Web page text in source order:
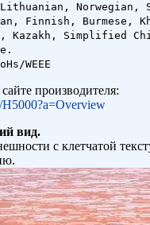
Norwegian,
Finnish, Burmese,
Kazakh, Simplified
WEEE
производителя:
H5000?a=Overview
вид.
с клетчатой